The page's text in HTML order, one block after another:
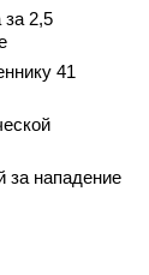
за 2,5
41
за нападение